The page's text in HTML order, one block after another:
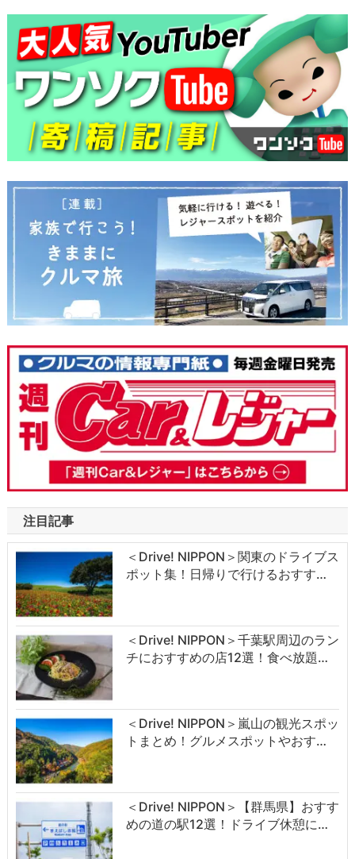
注目記事
＜Drive! NIPPON＞関東のドライブス
ポット集！日帰りで行けるおすす…
＜Drive! NIPPON＞千葉駅周辺のラン
チにおすすめの店12選！食べ放題…
＜Drive! NIPPON＞嵐山の観光スポッ
トまとめ！グルメスポットやおす…
＜Drive! NIPPON＞【群馬県】おすす
めの道の駅12選！ドライブ休憩に…